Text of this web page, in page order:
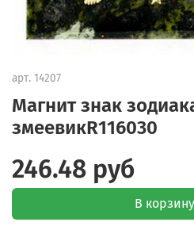
арт. 14207
Магнит знак
змеевикR116030
246.48 руб
В корзину